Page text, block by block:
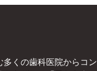
くの歯科医院からコ